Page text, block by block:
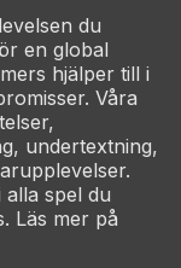
du
en global
hjälper till i
Våra
undertextning,
spel du
Läs mer på